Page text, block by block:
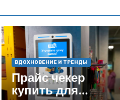
ВДОХНОВЕНИЕ И ТРЕНДЫ
Прайс чекер
купить для